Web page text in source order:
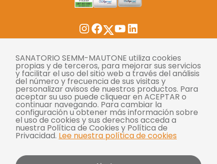
Instagram
Facebook
Twitter
YouTubeLinkedIn
Tasas
Derechos y deberes
Compliance
Términos y condiciones
Políticas de privacidad
Política de cookies
Bases y condiciones para concursos
SANATORIO SEMM-MAUTONE utiliza cookies
propias y de terceros, para mejorar sus servicios
y facilitar el uso del sitio web a través del análisis
del número y frecuencia de sus visitas y
personalizar avisos de nuestros productos. Para
aceptar su uso puede cliquear en ACEPTAR o
continuar navegando. Para cambiar la
configuración u obtener más información sobre
el uso de cookies y sus derechos acceda a
nuestra Política de Cookies y Política de
Privacidad. Lee nuestra política de cookies